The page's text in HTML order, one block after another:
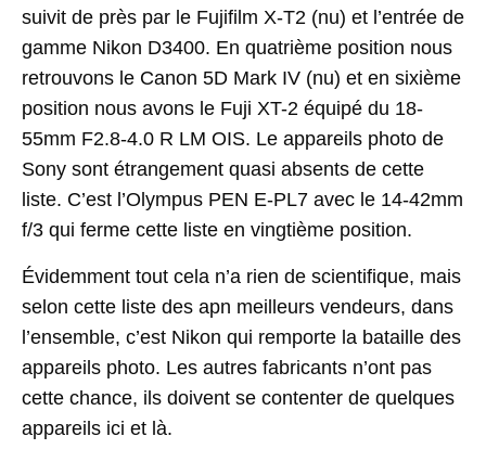
suivit de près par le Fujifilm X-T2 (nu) et l’entrée de
gamme Nikon D3400. En quatrième position nous
retrouvons le Canon 5D Mark IV (nu) et en sixième
position nous avons le Fuji XT-2 équipé du 18-
55mm F2.8-4.0 R LM OIS. Le appareils photo de
Sony sont étrangement quasi absents de cette
liste. C’est l’Olympus PEN E-PL7 avec le 14-42mm
f/3 qui ferme cette liste en vingtième position.
Évidemment tout cela n’a rien de scientifique, mais
selon cette liste des apn meilleurs vendeurs, dans
l’ensemble, c’est Nikon qui remporte la bataille des
appareils photo. Les autres fabricants n’ont pas
cette chance, ils doivent se contenter de quelques
appareils ici et là.